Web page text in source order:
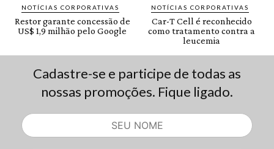
Cadastre-se e participe de todas as
nossas promoções. Fique ligado.